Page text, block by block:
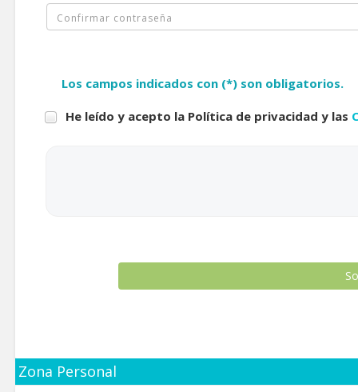
Los campos indicados con (*) son obligatorios.
He leído y acepto la Política de privacidad y las
Zona Personal